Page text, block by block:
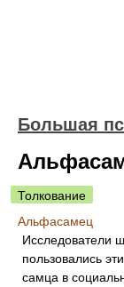
Большая
Толкование
Альфасамец
Исследователи
пользовались
самца в